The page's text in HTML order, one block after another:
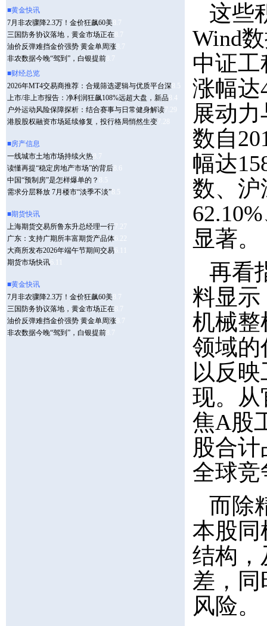
这些
Wind
中证工
涨幅达
展动
数自
幅达
数、沪
显著。
再看
料显示
机械整
领域的
以反
现。从
焦A股
股合
全球
而除
本股同
结构，
差，
风险。